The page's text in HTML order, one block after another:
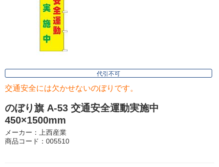
代引不可
交通安全には欠かせないのぼりです。
のぼり旗 A-53 交通安全運動実施中
450×1500mm
メーカー：上西産業
商品コード：005510